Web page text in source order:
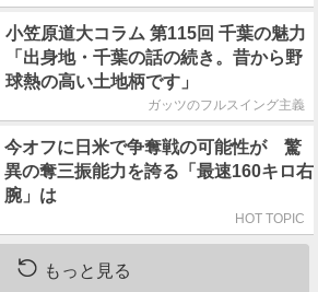
小笠原道大コラム 第115回 千葉の魅力
「出身地・千葉の話の続き。昔から野
球熱の高い土地柄です」
ガッツのフルスイング主義
今オフに日米で争奪戦の可能性が 驚
異の奪三振能力を誇る「最速160キロ右
腕」は
HOT TOPIC
もっと見る